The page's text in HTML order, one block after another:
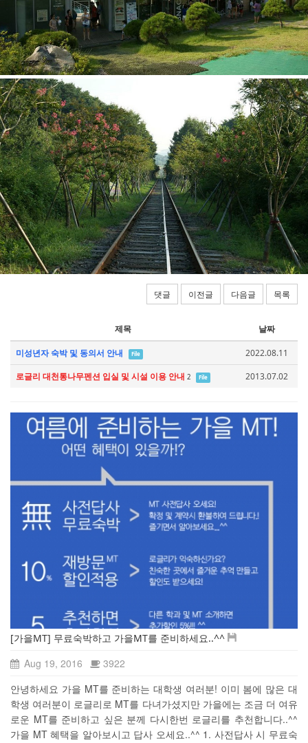
댓글 이전글 다음글 목록
제목 날짜
미성년자 숙박 및 동의서 안내 File
2022.08.11
로글리 대천통나무펜션 입실 및 시설 이용 안내 2 File 2013.07.02
[가을MT] 무료숙박하고 가을MT를 준비하세요..^^
Aug 19, 2016
3922
안녕하세요 가을 MT를 준비하는 대학생 여러분! 이미 봄에 많은 대
학생 여러분이 로글리로 MT를 다녀가셨지만 가을에는 조금 더 여유
로운 MT를 준비하고 싶은 분께 다시한번 로글리를 추천합니다..^^
가을 MT 혜택을 알아보시고 답사 오세요..^^ 1. 사전답사 시 무료숙